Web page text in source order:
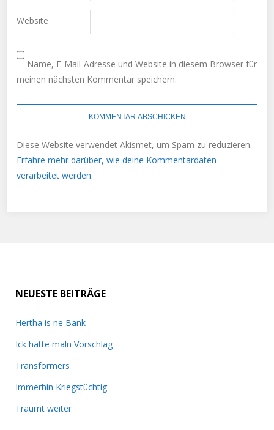
Website
Name, E-Mail-Adresse und Website in diesem Browser für
meinen nächsten Kommentar speichern.
Diese Website verwendet Akismet, um Spam zu reduzieren.
Erfahre mehr darüber, wie deine Kommentardaten
verarbeitet werden.
NEUESTE BEITRÄGE
Hertha is ne Bank
Ick hätte maln Vorschlag
Transformers
Immerhin Kriegstüchtig
Träumt weiter